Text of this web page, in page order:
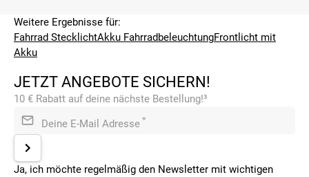
Weitere Ergebnisse für:
Fahrrad StecklichtAkku FahrradbeleuchtungFrontlicht mit
Akku
JETZT ANGEBOTE SICHERN!
10 € Rabatt auf deine nächste Bestellung!³
Deine E-Mail Adresse *
Ja, ich möchte regelmäßig den Newsletter mit wichtigen